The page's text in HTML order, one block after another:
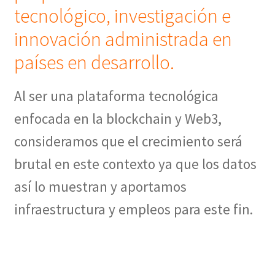
tecnológico, investigación e
innovación administrada en
países en desarrollo.
Al ser una plataforma tecnológica
enfocada en la blockchain y Web3,
consideramos que el crecimiento será
brutal en este contexto ya que los datos
así lo muestran y aportamos
infraestructura y empleos para este fin.